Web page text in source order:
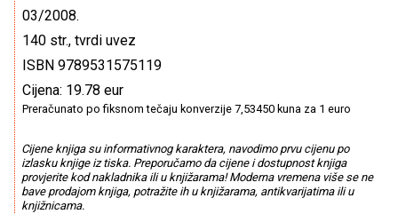
03/2008.
140 str., tvrdi uvez
ISBN 9789531575119
Cijena: 19.78 eur
Preračunato po fiksnom tečaju konverzije 7,53450 kuna za 1 euro
Cijene knjiga su informativnog karaktera, navodimo prvu cijenu po
izlasku knjige iz tiska. Preporučamo da cijene i dostupnost knjiga
provjerite kod nakladnika ili u knjižarama! Moderna vremena više se ne
bave prodajom knjiga, potražite ih u knjižarama, antikvarijatima ili u
knjižnicama.